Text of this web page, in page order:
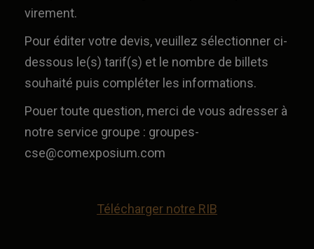
virement.
Pour éditer votre devis, veuillez sélectionner ci-
dessous le(s) tarif(s) et le nombre de billets
souhaité puis compléter les informations.
Pouer toute question, merci de vous adresser à
notre service groupe : groupes-
cse@comexposium.com
Télécharger notre RIB